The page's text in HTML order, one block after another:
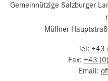
Gemeinnützige Salzburger
Müllner
Tel: +43
Fax: +43
Email: